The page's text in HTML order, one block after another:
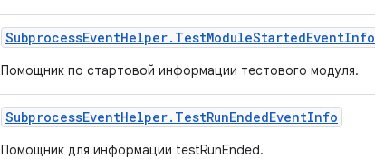
SubprocessEventHelper. TestModuleStartedEventInfo
Помощник по стартовой информации тестового модуля.
SubprocessEventHelper. TestRunEndedEventInfo
Помощник для информации testRunEnded.